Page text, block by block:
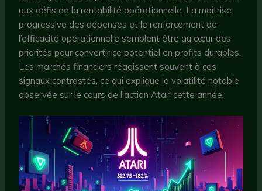
aux défis de la rentabilité opérationnelle. La maîtrise
progressive des dépenses et le renforcement de
l’efficacité opérationnelle semblent être au cœur des
priorités pour convertir ce potentiel en profits durables.
Les marchés financiers réagissent souvent à ces
signaux contrastés, ce qui explique la volatilité notable
observée sur le cours de l’action Atari cette année.